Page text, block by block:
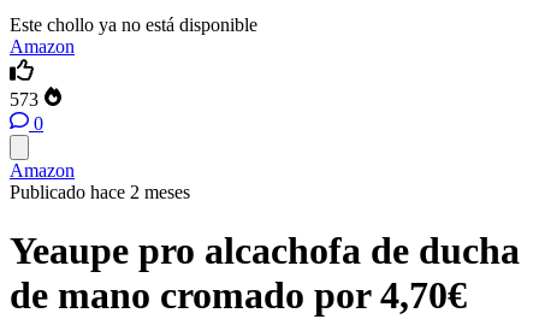
Este chollo ya no está disponible
Amazon
573
0
Amazon
Publicado hace 2 meses
Yeaupe pro alcachofa de ducha
de mano cromado por 4,70€